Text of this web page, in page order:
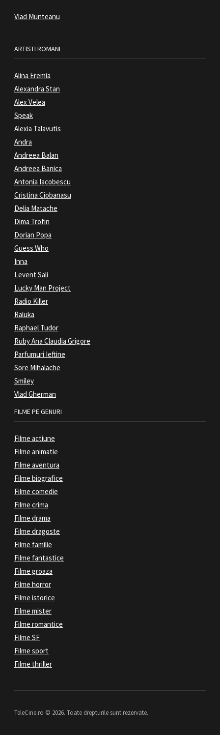
Vlad Munteanu
ARTISTI ROMANI
Alina Eremia
Alexandra Stan
Alex Velea
Speak
Alexia Talavutis
Andra
Andreea Balan
Andreea Banica
Antonia Iacobescu
Cristina Ciobanasu
Delia Matache
Dima Trofin
Dorian Popa
Guess Who
Inna
Levent Sali
Lucky Man Project
Radio Killer
Raluka
Raphael Tudor
Ruby Ana Claudia Grigore
Parfumuri Ieftine
Sore Mihalache
Smiley
Vlad Gherman
FILME PE GENURI
Filme actiune
Filme animatie
Filme aventura
Filme biografice
Filme comedie
Filme crima
Filme drama
Filme dragoste
Filme familie
Filme fantastice
Filme groaza
Filme horror
Filme istorice
Filme mister
Filme romantice
Filme SF
Filme sport
Filme thriller
TeleCine.ro © 2026. Toate drepturile sunt rezervate.